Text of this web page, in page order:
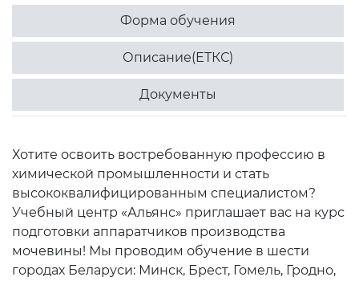
Форма обучения
Описание(ЕТКС)
Документы
Хотите освоить востребованную профессию в
химической промышленности и стать
высококвалифицированным специалистом?
Учебный центр «Альянс» приглашает вас на курс
подготовки аппаратчиков производства
мочевины! Мы проводим обучение в шести
городах Беларуси: Минск, Брест, Гомель, Гродно,